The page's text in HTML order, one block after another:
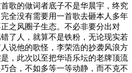
歌的做词者底子不是华晨宇，终究
全没有需要用一首歌去砸本人多年
之风圈子生态。不必非要分出对
了人，就算不是铁粉，无论现实若
说他的歌怪，李荣浩的抄袭风浪方
，此次以至把华语乐坛的老牌顶流
合，不如多等一等动静，而不克不